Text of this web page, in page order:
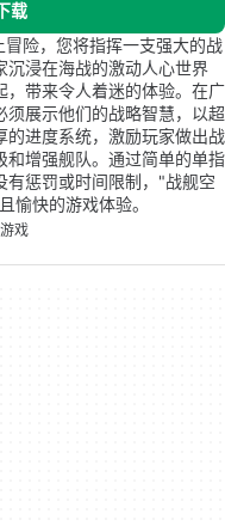
载
险，您将指挥一支强大的战
沉浸在海战的激动人心世界
，带来令人着迷的体验。在广
展示他们的战略智慧，以超
的进度系统，激励玩家做出战
和增强舰队。通过简单的单指
有惩罚或时间限制，"战舰空
愉快的游戏体验。
戏